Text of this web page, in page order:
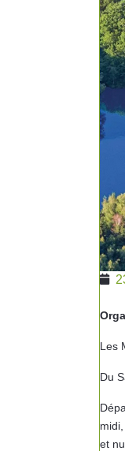
Les
Du
et